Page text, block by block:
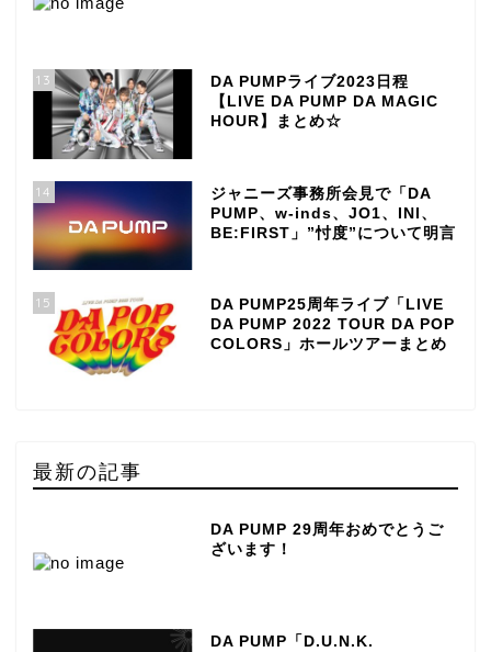
13
DA PUMPライブ2023日程
【LIVE DA PUMP DA MAGIC
HOUR】まとめ☆
14
ジャニーズ事務所会見で「DA
PUMP、w-inds、JO1、INI、
BE:FIRST」”忖度”について明言
15
DA PUMP25周年ライブ「LIVE
DA PUMP 2022 TOUR DA POP
COLORS」ホールツアーまとめ
最新の記事
DA PUMP 29周年おめでとうご
ざいます！
DA PUMP「D.U.N.K.